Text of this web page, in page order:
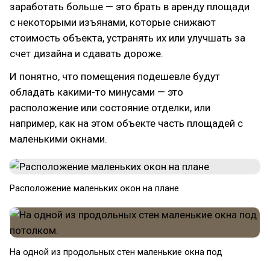
заработать больше — это брать в аренду площади
с некоторыми изъянами, которые снижают
стоимость объекта, устранять их или улучшать за
счет дизайна и сдавать дороже.
И понятно, что помещения подешевле будут
обладать какими-то минусами — это
расположение или состояние отделки, или
например, как на этом объекте часть площадей с
маленькими окнами.
Расположение маленьких окон на плане
На одной из продольных стен маленькие окна под